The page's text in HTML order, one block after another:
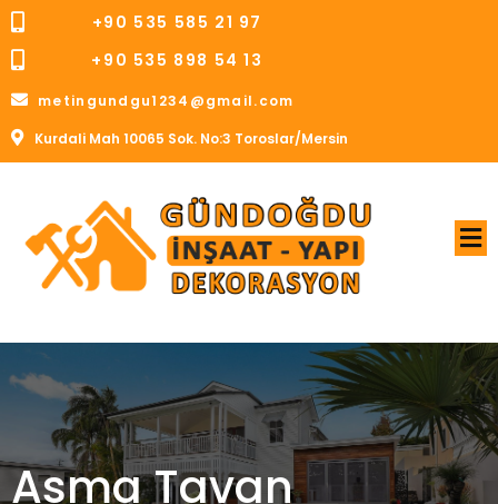
+90 535 585 21 97
+90 535 898 54 13
metingundgu1234@gmail.com
Kurdali Mah 10065 Sok. No:3 Toroslar/Mersin
Asma Tavan